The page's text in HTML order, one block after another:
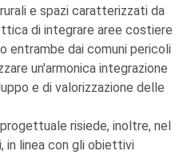
e spazi caratterizzati da
di integrare aree costiere
entrambe dai comuni pericoli
un'armonica integrazione
e di valorizzazione delle
risiede, inoltre, nel
linea con gli obiettivi